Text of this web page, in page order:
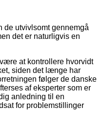
de utvivlsomt gennemgå
det er naturligvis en
at kontrollere hvorvidt
siden det længe har
følger de danske
af eksperter som er
anledning til en
for problemstillinger